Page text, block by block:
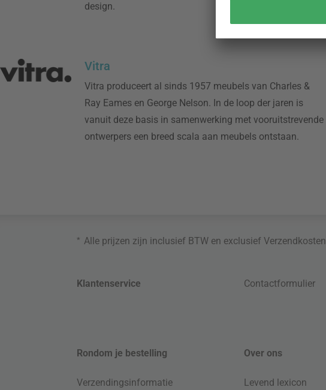
design.
Vitra
Vitra produceert al sinds 1957 meubels van Charles &
Ray Eames en George Nelson. In de loop der jaren is
vanuit deze basis in samenwerking met vooruitstrevende
ontwerpers een breed scala aan meubels ontstaan.
* Alle prijzen zijn inclusief BTW en exclusiefVerzendkosten
Klantenservice Contactformulier
Rondom je bestelling
Verzendingsinformatie
Over ons
Levend lexicon